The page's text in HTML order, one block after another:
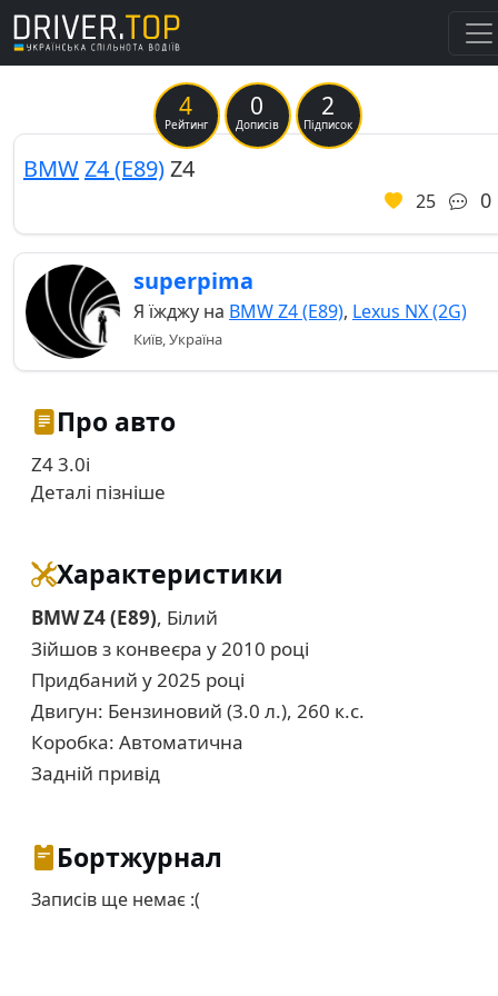
4
Рейтинг
0
Дописів
2
Підписок
Previous
BMWZ4 (E89)Z4
25 0
superpima
Я їжджу на BMW Z4 (E89), Lexus NX (2G)
Київ, Україна
Про авто
Z4 3.0i
Деталі пізніше
Характеристики
BMW Z4 (E89), Білий
Зійшов з конвеєра у 2010 році
Придбаний у 2025 році
Двигун: Бензиновий (3.0 л.), 260 к.с.
Коробка: Автоматична
Задній привід
Бортжурнал
Записів ще немає :(